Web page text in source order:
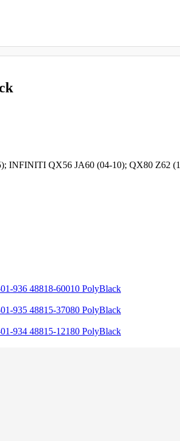
INFINITI QX56 JA60 (04-10); QX80 Z62